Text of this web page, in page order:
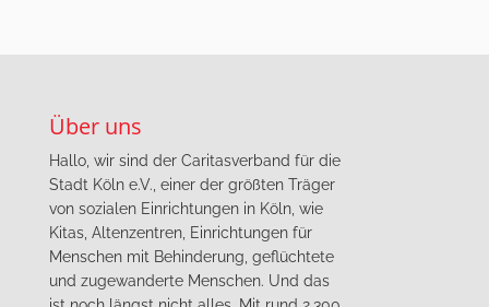
Über uns
Hallo, wir sind der Caritasverband für die
Stadt Köln e.V., einer der größten Träger
von sozialen Einrichtungen in Köln, wie
Kitas, Altenzentren, Einrichtungen für
Menschen mit Behinderung, geflüchtete
und zugewanderte Menschen. Und das